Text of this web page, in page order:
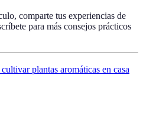
comparte tus experiencias de
para más consejos prácticos
plantas aromáticas en casa